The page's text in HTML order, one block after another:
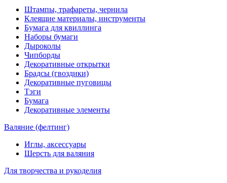
Штампы, трафареты, чернила
Клеящие материалы, инструменты
Бумага для квиллинга
Наборы бумаги
Дыроколы
Чипборды
Декоративные открытки
Брадсы (гвоздики)
Декоративные пуговицы
Тэги
Бумага
Декоративные элементы
Валяние (фелтинг)
Иглы, аксессуары
Шерсть для валяния
Для творчества и рукоделия